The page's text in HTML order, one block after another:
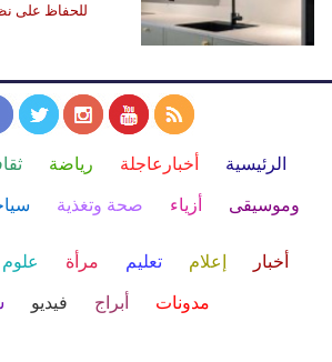
للحفاظ على
الرئيسية أخبارعاجلة رياضة
وموسيقى أزياء صحة وتغذية
أخبار إعلام تعليم مرأة علوم
مدونات أبراج فيديو